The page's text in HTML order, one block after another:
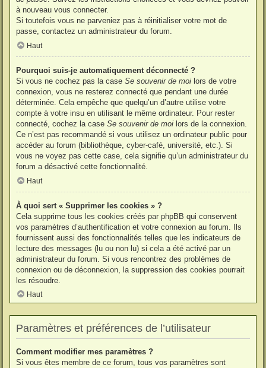
à nouveau vous connecter.
Si toutefois vous ne parveniez pas à réinitialiser votre mot de
passe, contactez un administrateur du forum.
Haut
Pourquoi suis-je automatiquement déconnecté ?
Si vous ne cochez pas la case Se souvenir de moi lors de votre
connexion, vous ne resterez connecté que pendant une durée
déterminée. Cela empêche que quelqu’un d’autre utilise votre
compte à votre insu en utilisant le même ordinateur. Pour rester
connecté, cochez la case Se souvenir de moi lors de la connexion.
Ce n’est pas recommandé si vous utilisez un ordinateur public pour
accéder au forum (bibliothèque, cyber-café, université, etc.). Si
vous ne voyez pas cette case, cela signifie qu’un administrateur du
forum a désactivé cette fonctionnalité.
Haut
À quoi sert « Supprimer les cookies » ?
Cela supprime tous les cookies créés par phpBB qui conservent
vos paramètres d’authentification et votre connexion au forum. Ils
fournissent aussi des fonctionnalités telles que les indicateurs de
lecture des messages (lu ou non lu) si cela a été activé par un
administrateur du forum. Si vous rencontrez des problèmes de
connexion ou de déconnexion, la suppression des cookies pourrait
les résoudre.
Haut
Paramètres et préférences de l’utilisateur
Comment modifier mes paramètres ?
Si vous êtes membre de ce forum, tous vos paramètres sont